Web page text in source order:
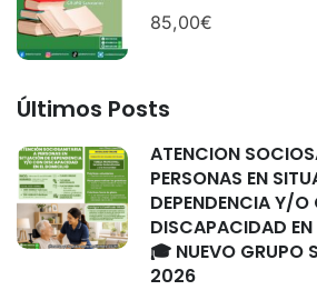
SEPTIEMBRE 2025.
85,00€
Últimos Posts
ATENCIÓN
PERSONAS EN
DEPENDENCIA Y/O
DISCAPACIDAD
🎓 NUEVO GRUPO
2026